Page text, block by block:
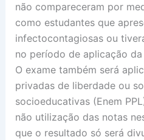
não compareceram por
como estudantes que
infectocontagiosas ou
no período de aplicação
O exame também será
privadas de liberdade ou
socioeducativas (Enem
não utilização das notas
que o resultado só será